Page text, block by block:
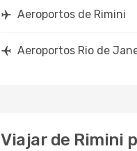
Aeroportos de Rimini
Aeroportos Rio de
Viajar de Rimini